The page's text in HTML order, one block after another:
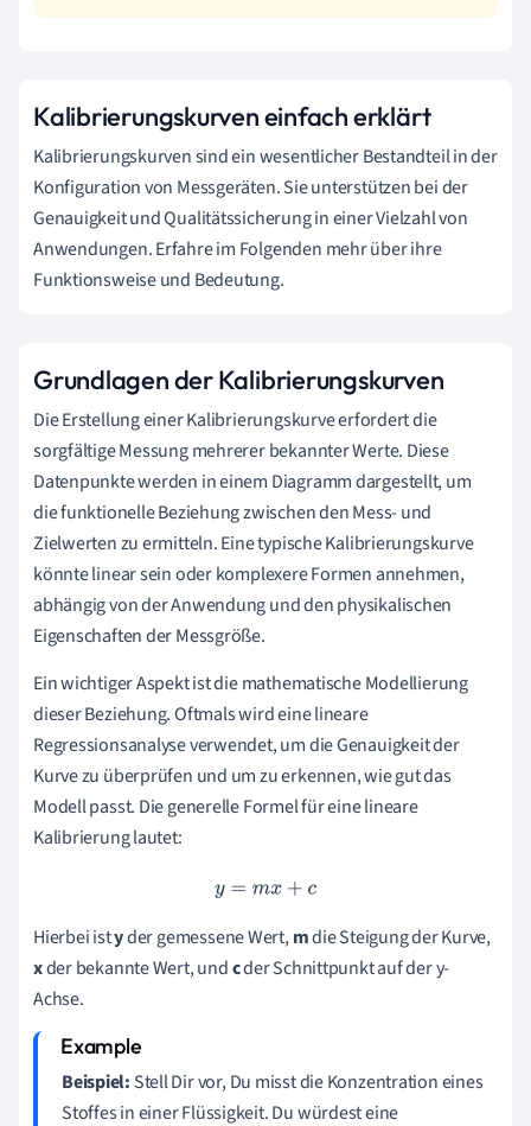
Kalibrierungskurven einfach erklärt
Kalibrierungskurven sind ein wesentlicher Bestandteil in der
Konfiguration von Messgeräten. Sie unterstützen bei der
Genauigkeit und Qualitätssicherung in einer Vielzahl von
Anwendungen. Erfahre im Folgenden mehr über ihre
Funktionsweise und Bedeutung.
Grundlagen der Kalibrierungskurven
Die Erstellung einer Kalibrierungskurve erfordert die
sorgfältige Messung mehrerer bekannter Werte. Diese
Datenpunkte werden in einem Diagramm dargestellt, um
die funktionelle Beziehung zwischen den Mess- und
Zielwerten zu ermitteln. Eine typische Kalibrierungskurve
könnte linear sein oder komplexere Formen annehmen,
abhängig von der Anwendung und den physikalischen
Eigenschaften der Messgröße.
Ein wichtiger Aspekt ist die mathematische Modellierung
dieser Beziehung. Oftmals wird eine lineare
Regressionsanalyse verwendet, um die Genauigkeit der
Kurve zu überprüfen und um zu erkennen, wie gut das
Modell passt. Die generelle Formel für eine lineare
Kalibrierung lautet:
y=mx+ c
Hierbei istyder gemessene Wert,mdie Steigung der Kurve,
xder bekannte Wert, undcder Schnittpunkt auf der y-
Achse.
Beispiel: Stell Dir vor, Du misst die Konzentration eines
Stoffes in einer Flüssigkeit. Du würdest eine